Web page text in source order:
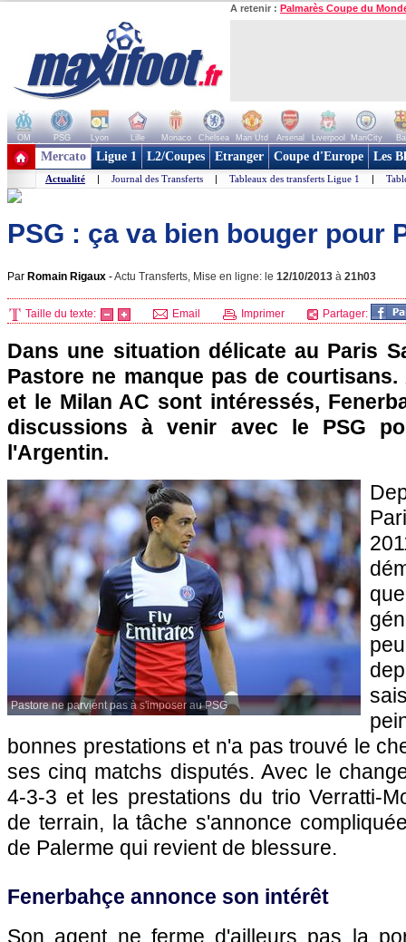
A retenir : Palmarès Coupe du
OM PSG Lyon Lille Monaco Chelsea Man Utd Arsenal Liverpool ManCity
+ de clubs
Mercato Ligue 1 L2/Coupes Etranger Coupe d'Europe Les
Actualité | Journal des Transferts | Tableaux des transferts Ligue 1 |
PSG : ça va bien bouger pour
Par Romain Rigaux -Actu Transferts, Mise en ligne: le 12/10/2013 à 21h03
Taille du texte: Email Imprimer Partager:
Dans une situation délicate au Paris
Pastore ne manque pas de
et le Milan AC sont intéressés,
discussions à venir avec le PSG
l'Argentin.
Pastore ne parvient pas à s'imposer au PSG
bonnes prestations et n'a pas trouvé le
ses cinq matchs disputés. Avec le
4-3-3 et les prestations du trio Verratti-
de terrain, la tâche s'annonce
de Palerme qui revient de blessure.
Fenerbahçe annonce son intérêt
Son agent ne ferme d'ailleurs pas la